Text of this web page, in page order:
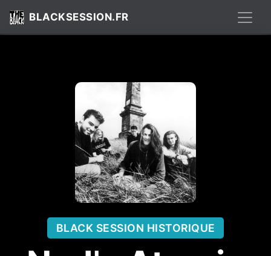
BLACKSESSION.FR
BLACK SESSION HISTORIQUE